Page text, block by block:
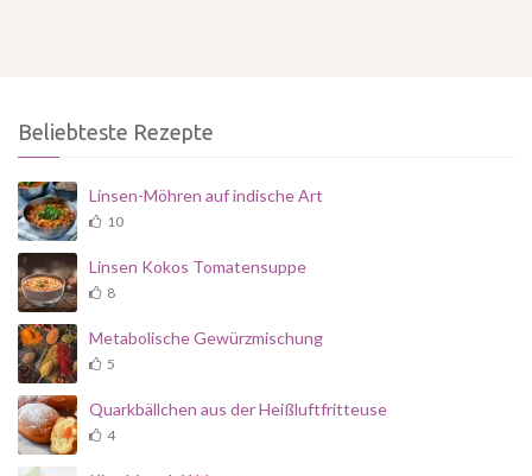
Beliebteste Rezepte
Linsen-Möhren auf indische Art
10
Linsen Kokos Tomatensuppe
8
Metabolische Gewürzmischung
5
Quarkbällchen aus der Heißluftfritteuse
4